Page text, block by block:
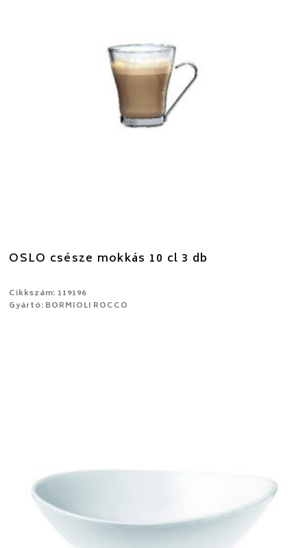
OSLO csésze mokkás 10 cl 3 db
Cikkszám: 119196
Gyártó: BORMIOLI ROCCO